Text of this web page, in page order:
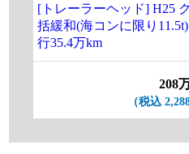
[トレーラーヘッド] H25
括緩和(海コンに限り
行35.4万km
208
（税込